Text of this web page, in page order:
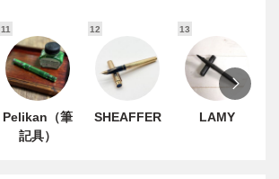
11
Pelikan（筆
記具）
12
SHEAFFER
13
LAMY